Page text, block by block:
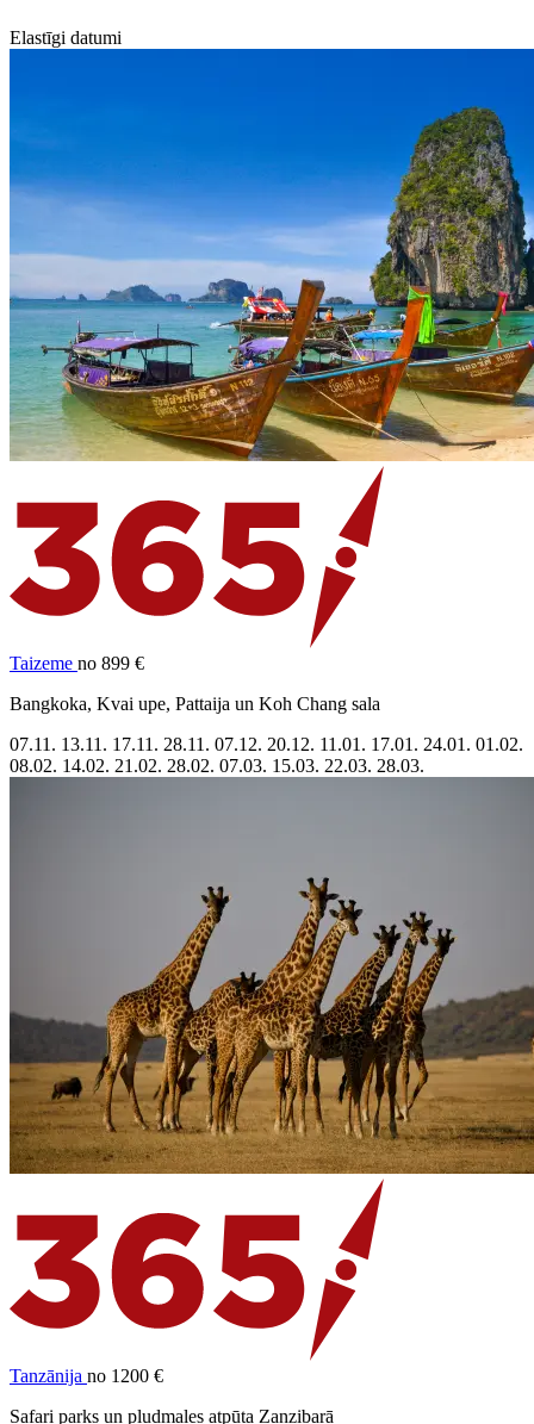
Elastīgi datumi
Taizeme no 899 €
Bangkoka, Kvai upe, Pattaija un Koh Chang sala
07.11. 13.11. 17.11. 28.11. 07.12. 20.12. 11.01. 17.01. 24.01. 01.02.
08.02. 14.02. 21.02. 28.02. 07.03. 15.03. 22.03. 28.03.
Tanzānija no 1200 €
Safari parks un pludmales atpūta Zanzibarā